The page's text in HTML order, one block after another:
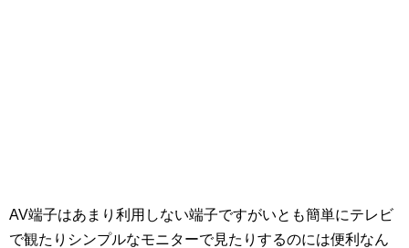
AV端子はあまり利用しない端子ですがいとも簡単にテレビ
で観たりシンプルなモニターで見たりするのには便利なん